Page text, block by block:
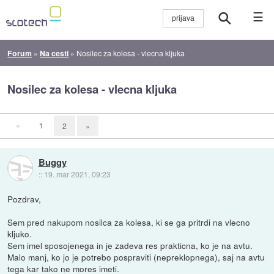
☰
Forum » Na cesti » Nosilec za kolesa - vlecna kljuka
Nosilec za kolesa - vlecna kljuka
« 1 2 »
Buggy
:: 19. mar 2021, 09:23
Pozdrav,
Sem pred nakupom nosilca za kolesa, ki se ga pritrdi na vlecno
kljuko.
Sem imel sposojenega in je zadeva res prakticna, ko je na avtu.
Malo manj, ko jo je potrebo pospraviti (nepreklopnega), saj na avtu
tega kar tako ne mores imeti.